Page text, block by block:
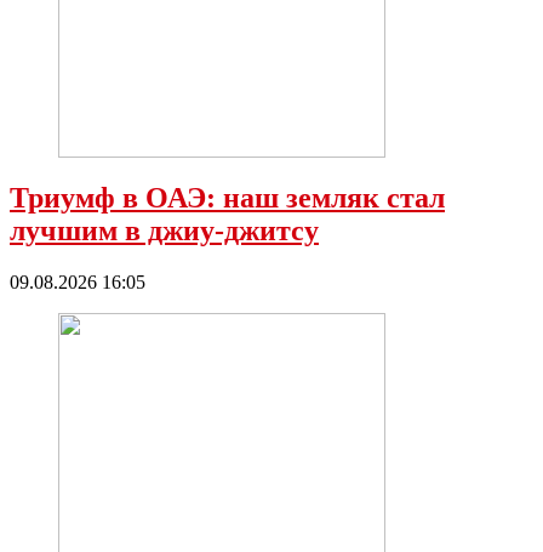
Триумф в ОАЭ: наш земляк стал
лучшим в джиу-джитсу
09.08.2026 16:05